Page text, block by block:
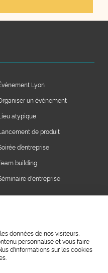
Lyon
un événement
atypique
de produit
d’entreprise
building
d'entreprise
?
données de nos visiteurs,
personnalisé et vous faire
d'informations sur les cookies